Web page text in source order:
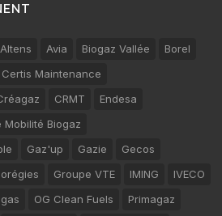
Altens Avia Biogaz Vallée
Borel
Certis Maintenance
CRMT
Endesa
Mobilité Biogaz
Gaz'up Gazie
Gecos
Groupe VTE IMING
IVECO
OG Clean Fuels Primagaz